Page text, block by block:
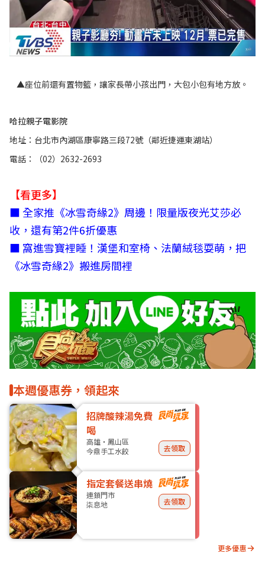
▲座位前還有置物籃，讓家長帶小孩出門，大包小包有地方放。
哈拉親子電影院
地址：台北市內湖區康寧路三段72號（鄰近捷運東湖站）
電話：（02）2632-2693
【看更多】
■ 全家推《冰雪奇緣2》周邊！限量版夜光艾莎必
收，還有第2件6折優惠
■ 窩進雪寶裡睡！漢堡和室椅、法蘭絨毯耍萌，把
《冰雪奇緣2》搬進房間裡
本週優惠券，領起來
招牌酸辣湯免費
喝
高雄・鳳山區
今鼎手工水餃
去領取
指定套餐送串燒
連鎖門市
柒息地
去領取
更多優惠